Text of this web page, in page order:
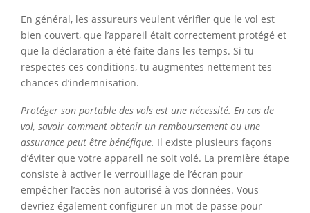
En général, les assureurs veulent vérifier que le vol est
bien couvert, que l’appareil était correctement protégé et
que la déclaration a été faite dans les temps. Si tu
respectes ces conditions, tu augmentes nettement tes
chances d’indemnisation.
Protéger son portable des vols est une nécessité. En cas de
vol, savoir comment obtenir un remboursement ou une
assurance peut être bénéfique. Il existe plusieurs façons
d’éviter que votre appareil ne soit volé. La première étape
consiste à activer le verrouillage de l’écran pour
empêcher l’accès non autorisé à vos données. Vous
devriez également configurer un mot de passe pour